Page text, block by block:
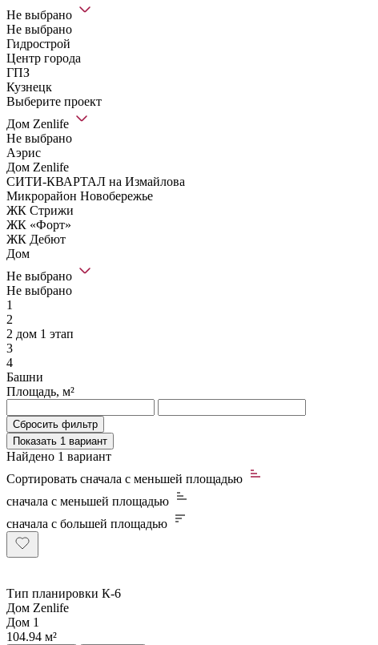
Не выбрано
Не выбрано
Гидрострой
Центр города
ГПЗ
Кузнецк
Выберите проект
Дом Zenlife
Не выбрано
Аэрис
Дом Zenlife
СИТИ-КВАРТАЛ на Измайлова
Микрорайон Новобережье
ЖК Стрижи
ЖК «Форт»
ЖК Дебют
Дом
Не выбрано
Не выбрано
1
2
2 дом 1 этап
3
4
Башни
Площадь, м²
Сбросить фильтр
Показать 1 вариант
Найдено 1 вариант
Сортировать сначала с меньшей площадью
сначала с меньшей площадью
сначала с большей площадью
Тип планировки К-6
Дом Zenlife
Дом 1
104.94 м²